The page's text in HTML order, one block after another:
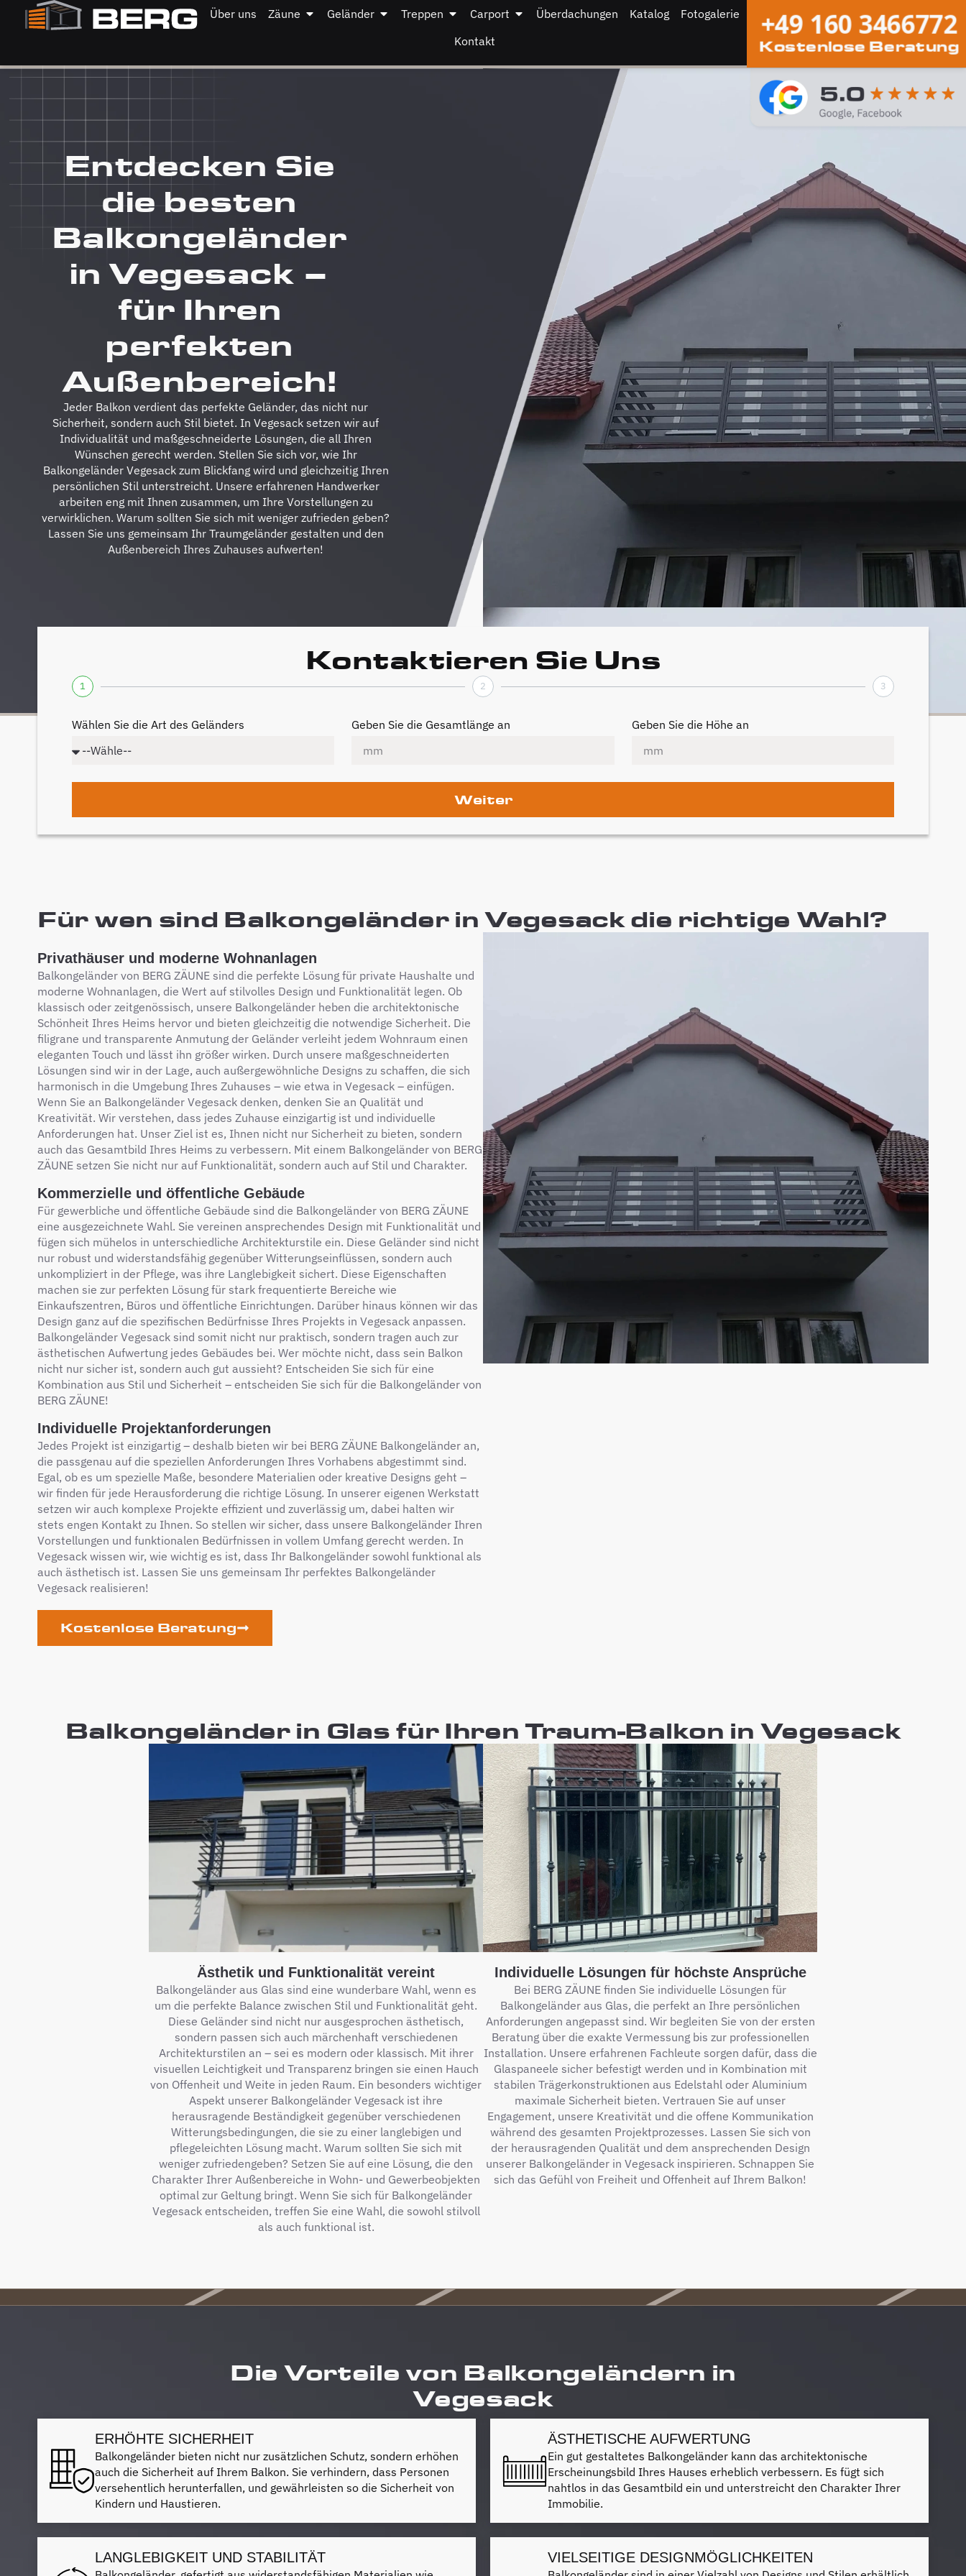
Über uns Zäune Geländer Treppen Carport Überdachungen Katalog
Fotogalerie
Kontakt
+49 160 3466772
Kostenlose Beratung
Entdecken Sie
die besten
Balkongeländer
in Vegesack –
für Ihren
perfekten
Außenbereich!
Jeder Balkon verdient das perfekte Geländer, das nicht nur
Sicherheit, sondern auch Stil bietet. In Vegesack setzen wir auf
Individualität und maßgeschneiderte Lösungen, die all Ihren
Wünschen gerecht werden. Stellen Sie sich vor, wie Ihr
Balkongeländer Vegesack zum Blickfang wird und gleichzeitig Ihren
persönlichen Stil unterstreicht. Unsere erfahrenen Handwerker
arbeiten eng mit Ihnen zusammen, um Ihre Vorstellungen zu
verwirklichen. Warum sollten Sie sich mit weniger zufrieden geben?
Lassen Sie uns gemeinsam Ihr Traumgeländer gestalten und den
Außenbereich Ihres Zuhauses aufwerten!
Kontaktieren Sie Uns
1 2 3
Wählen Sie die Art des Geländers Geben Sie die Gesamtlänge an Geben Sie die Höhe an
Weiter
Für wen sind Balkongeländer in Vegesack die richtige Wahl?
Privathäuser und moderne Wohnanlagen
Balkongeländer von BERG ZÄUNE sind die perfekte Lösung für private Haushalte und
moderne Wohnanlagen, die Wert auf stilvolles Design und Funktionalität legen. Ob
klassisch oder zeitgenössisch, unsere Balkongeländer heben die architektonische
Schönheit Ihres Heims hervor und bieten gleichzeitig die notwendige Sicherheit. Die
filigrane und transparente Anmutung der Geländer verleiht jedem Wohnraum einen
eleganten Touch und lässt ihn größer wirken. Durch unsere maßgeschneiderten
Lösungen sind wir in der Lage, auch außergewöhnliche Designs zu schaffen, die sich
harmonisch in die Umgebung Ihres Zuhauses – wie etwa in Vegesack – einfügen.
Wenn Sie an Balkongeländer Vegesack denken, denken Sie an Qualität und
Kreativität. Wir verstehen, dass jedes Zuhause einzigartig ist und individuelle
Anforderungen hat. Unser Ziel ist es, Ihnen nicht nur Sicherheit zu bieten, sondern
auch das Gesamtbild Ihres Heims zu verbessern. Mit einem Balkongeländer von BERG
ZÄUNE setzen Sie nicht nur auf Funktionalität, sondern auch auf Stil und Charakter.
Kommerzielle und öffentliche Gebäude
Für gewerbliche und öffentliche Gebäude sind die Balkongeländer von BERG ZÄUNE
eine ausgezeichnete Wahl. Sie vereinen ansprechendes Design mit Funktionalität und
fügen sich mühelos in unterschiedliche Architekturstile ein. Diese Geländer sind nicht
nur robust und widerstandsfähig gegenüber Witterungseinflüssen, sondern auch
unkompliziert in der Pflege, was ihre Langlebigkeit sichert. Diese Eigenschaften
machen sie zur perfekten Lösung für stark frequentierte Bereiche wie
Einkaufszentren, Büros und öffentliche Einrichtungen. Darüber hinaus können wir das
Design ganz auf die spezifischen Bedürfnisse Ihres Projekts in Vegesack anpassen.
Balkongeländer Vegesack sind somit nicht nur praktisch, sondern tragen auch zur
ästhetischen Aufwertung jedes Gebäudes bei. Wer möchte nicht, dass sein Balkon
nicht nur sicher ist, sondern auch gut aussieht? Entscheiden Sie sich für eine
Kombination aus Stil und Sicherheit – entscheiden Sie sich für die Balkongeländer von
BERG ZÄUNE!
Individuelle Projektanforderungen
Jedes Projekt ist einzigartig – deshalb bieten wir bei BERG ZÄUNE Balkongeländer an,
die passgenau auf die speziellen Anforderungen Ihres Vorhabens abgestimmt sind.
Egal, ob es um spezielle Maße, besondere Materialien oder kreative Designs geht –
wir finden für jede Herausforderung die richtige Lösung. In unserer eigenen Werkstatt
setzen wir auch komplexe Projekte effizient und zuverlässig um, dabei halten wir
stets engen Kontakt zu Ihnen. So stellen wir sicher, dass unsere Balkongeländer Ihren
Vorstellungen und funktionalen Bedürfnissen in vollem Umfang gerecht werden. In
Vegesack wissen wir, wie wichtig es ist, dass Ihr Balkongeländer sowohl funktional als
auch ästhetisch ist. Lassen Sie uns gemeinsam Ihr perfektes Balkongeländer
Vegesack realisieren!
Kostenlose Beratung
Balkongeländer in Glas für Ihren Traum-Balkon in Vegesack
Ästhetik und Funktionalität vereint
Balkongeländer aus Glas sind eine wunderbare Wahl, wenn es
um die perfekte Balance zwischen Stil und Funktionalität geht.
Diese Geländer sind nicht nur ausgesprochen ästhetisch,
sondern passen sich auch märchenhaft verschiedenen
Architekturstilen an – sei es modern oder klassisch. Mit ihrer
visuellen Leichtigkeit und Transparenz bringen sie einen Hauch
von Offenheit und Weite in jeden Raum. Ein besonders wichtiger
Aspekt unserer Balkongeländer Vegesack ist ihre
herausragende Beständigkeit gegenüber verschiedenen
Witterungsbedingungen, die sie zu einer langlebigen und
pflegeleichten Lösung macht. Warum sollten Sie sich mit
weniger zufriedengeben? Setzen Sie auf eine Lösung, die den
Charakter Ihrer Außenbereiche in Wohn- und Gewerbeobjekten
optimal zur Geltung bringt. Wenn Sie sich für Balkongeländer
Vegesack entscheiden, treffen Sie eine Wahl, die sowohl stilvoll
als auch funktional ist.
Individuelle Lösungen für höchste Ansprüche
Bei BERG ZÄUNE finden Sie individuelle Lösungen für
Balkongeländer aus Glas, die perfekt an Ihre persönlichen
Anforderungen angepasst sind. Wir begleiten Sie von der ersten
Beratung über die exakte Vermessung bis zur professionellen
Installation. Unsere erfahrenen Fachleute sorgen dafür, dass die
Glaspaneele sicher befestigt werden und in Kombination mit
stabilen Trägerkonstruktionen aus Edelstahl oder Aluminium
maximale Sicherheit bieten. Vertrauen Sie auf unser
Engagement, unsere Kreativität und die offene Kommunikation
während des gesamten Projektprozesses. Lassen Sie sich von
der herausragenden Qualität und dem ansprechenden Design
unserer Balkongeländer in Vegesack inspirieren. Schnappen Sie
sich das Gefühl von Freiheit und Offenheit auf Ihrem Balkon!
Die Vorteile von Balkongeländern in
Vegesack
ERHÖHTE SICHERHEIT
Balkongeländer bieten nicht nur zusätzlichen Schutz, sondern erhöhen
auch die Sicherheit auf Ihrem Balkon. Sie verhindern, dass Personen
versehentlich herunterfallen, und gewährleisten so die Sicherheit von
Kindern und Haustieren.
ÄSTHETISCHE AUFWERTUNG
Ein gut gestaltetes Balkongeländer kann das architektonische
Erscheinungsbild Ihres Hauses erheblich verbessern. Es fügt sich
nahtlos in das Gesamtbild ein und unterstreicht den Charakter Ihrer
Immobilie.
LANGLEBIGKEIT UND STABILITÄT VIELSEITIGE DESIGNMÖGLICHKEITEN